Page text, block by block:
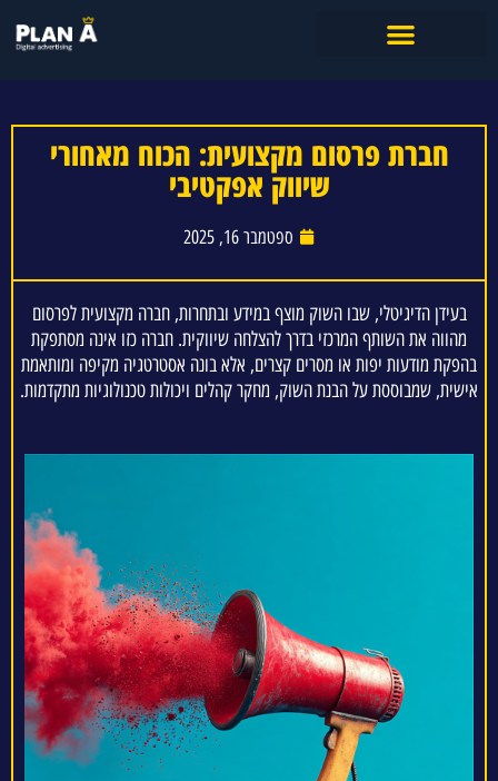
חברת פרסום מקצועית: הכוח מאחורי
שיווק אפקטיבי
ספטמבר 16, 2025
בעידן הדיגיטלי, שבו השוק מוצף במידע ובתחרות, חברה מקצועית לפרסום
מהווה את השותף המרכזי בדרך להצלחה שיווקית. חברה כזו אינה מסתפקת
בהפקת מודעות יפות או מסרים קצרים, אלא בונה אסטרטגיה מקיפה ומותאמת
אישית, שמבוססת על הבנת השוק, מחקר קהלים ויכולות טכנולוגיות מתקדמות.